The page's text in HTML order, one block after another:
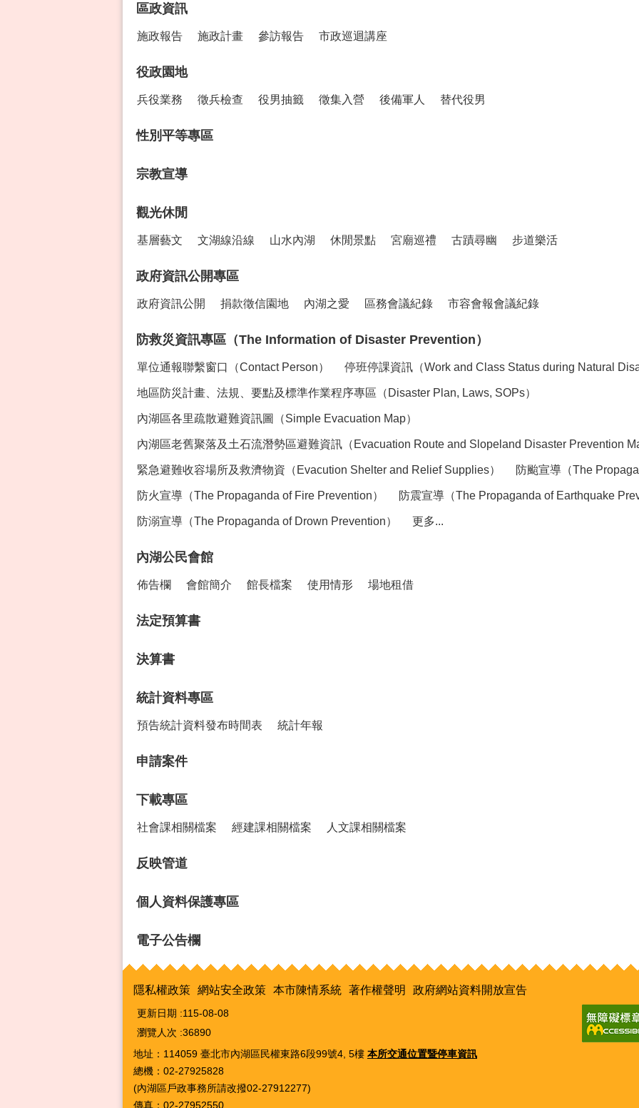
區政資訊
施政報告 施政計畫 參訪報告 市政巡迴講座
役政園地
兵役業務 徵兵檢查 役男抽籤 徵集入營 後備軍人 替代役男
性別平等專區
宗教宣導
觀光休閒
基層藝文 文湖線沿線 山水內湖 休閒景點 宮廟巡禮 古蹟尋幽 步道樂活
政府資訊公開專區
政府資訊公開 捐款徵信園地 內湖之愛 區務會議紀錄 市容會報會議紀錄
防救災資訊專區（The Information of Disaster Prevention）
單位通報聯繫窗口（Contact Person） 停班停課資訊（Work and Class Status during Natural
地區防災計畫、法規、要點及標準作業程序專區（Disaster Plan, Laws, SOPs）
內湖區各里疏散避難資訊圖（Simple Evacuation Map）
內湖區老舊聚落及土石流潛勢區避難資訊（Evacuation Route and Slopeland Disaster Prevention
緊急避難收容場所及救濟物資（Evacution Shelter and Relief Supplies） 防颱宣導（The
防火宣導（The Propaganda of Fire Prevention） 防震宣導（The Propaganda of Earthquake
防溺宣導（The Propaganda of Drown Prevention） 更多...
內湖公民會館
佈告欄 會館簡介 館長檔案 使用情形 場地租借
法定預算書
決算書
統計資料專區
預告統計資料發布時間表 統計年報
申請案件
下載專區
社會課相關檔案 經建課相關檔案 人文課相關檔案
反映管道
個人資料保護專區
電子公告欄
隱私權政策 網站安全政策 本市陳情系統 著作權聲明 政府網站資料開放宣告
更新日期
115-08-08
瀏覽人次 36890
地址：114059 臺北市內湖區民權東路6段99號4, 5樓 本所交通位置暨停車資訊
總機：02-27925828
(內湖區戶政事務所請改撥02-27912277)
傳真：02-27952550